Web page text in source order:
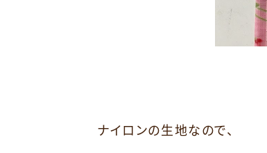
ナイロンの生地なので、